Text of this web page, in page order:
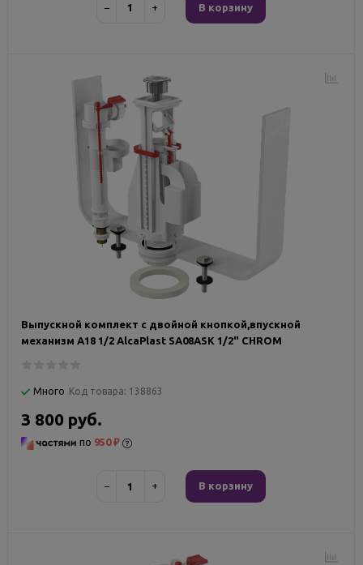
− + В корзину
Выпускной комплект с двойной кнопкой,впускной
механизм А18 1/2 AlcaPlast SA08ASK 1/2" CHROM
Много Код товара: 138863
3 800 руб.
по 950 ₽
− + В корзину